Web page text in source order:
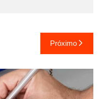
Próximo